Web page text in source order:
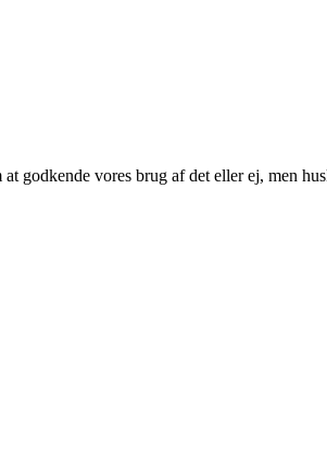
godkende vores brug af det eller ej, men